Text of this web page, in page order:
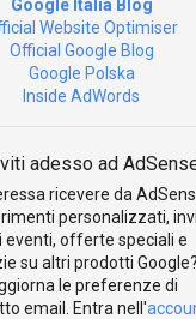
Google Italia Blog
Website Optimiser
Official Google Blog
Google Polska
Inside AdWords
adesso ad
ricevere da
personalizzati,
eventi, offerte speciali e
su altri prodotti Google?
le preferenze di
email. Entra nell'